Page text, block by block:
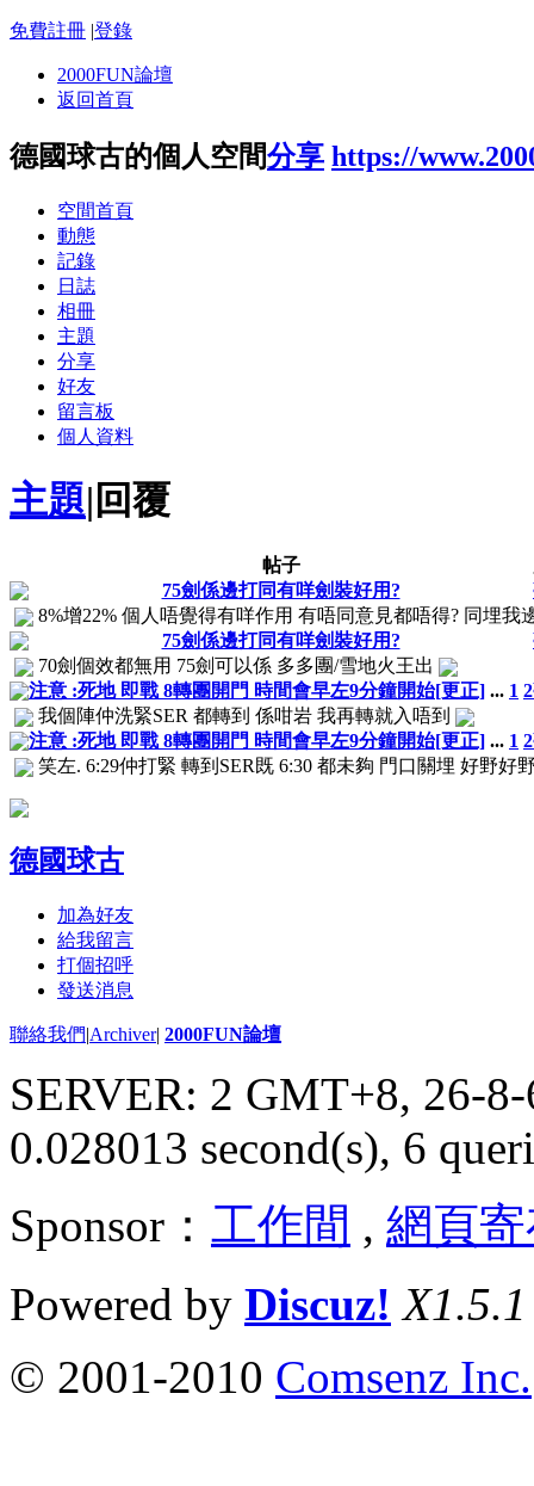
免費註冊 |登錄
2000FUN論壇
返回首頁
德國球古的個人空間分享 https://
空間首頁
動態
記錄
日誌
相冊
主題
分享
好友
留言板
個人資料
主題| 回覆
帖子
75劍係邊打同有咩劍裝好用?
8%增22% 個人唔覺得有咩作用 有唔同意見都唔得? 同埋我
75劍係邊打同有咩劍裝好用?
70劍個效都無用 75劍可以係 多多團/雪地火王出
注意 :死地 即戰 8轉團開門 時間會早左9分鐘開始[更正] ... 1 2
我個陣仲洗緊SER 都轉到 係咁岩 我再轉就入唔到
注意 :死地 即戰 8轉團開門 時間會早左9分鐘開始[更正] ... 1 2
笑左. 6:29仲打緊 轉到SER既 6:30 都未夠 門口關埋 好野好
德國球古
加為好友
給我留言
打個招呼
發送消息
聯絡我們|Archiver| 2000FUN論壇
SERVER: 2 GMT+8, 26-
0.028013 second(s), 6
Sponsor： 工作間 , 網頁
Powered by Discuz! X1.5.1
© 2001-2010 Comsenz Inc.